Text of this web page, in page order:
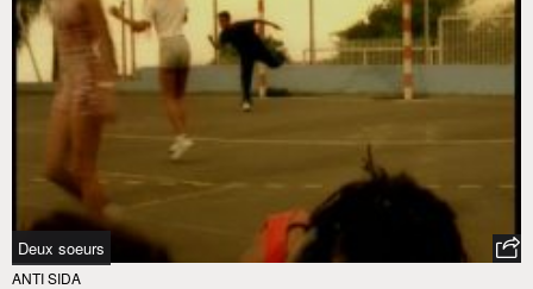
Deux soeurs
ANTI SIDA